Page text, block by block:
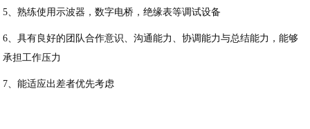
5、熟练使用示波器，数字电桥，绝缘表等调试设备
6、具有良好的团队合作意识、沟通能力、协调能力与总结能力，能够
承担工作压力
7、能适应出差者优先考虑